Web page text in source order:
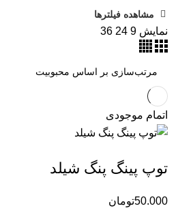
مشاهده فیلترها
نمایش 9
24
36
اتمام موجودی
توپ پینگ پنگ شیلد
تومان50.000